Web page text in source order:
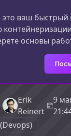
это ваш быстрый
основы
Docker Compose,
используя
вы
вы не
применять его
и
Erik
Reinert
9